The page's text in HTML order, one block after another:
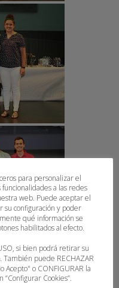
para personalizar el
a las redes
web. Puede aceptar el
su configuración y poder
qué información se
habilitados al efecto.
si bien podrá retirar su
puede RECHAZAR
Acepto" o CONFIGURAR la
“Configurar Cookies”.